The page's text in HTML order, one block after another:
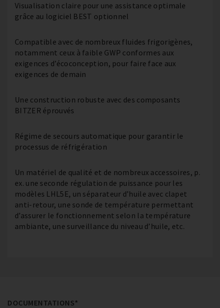
Visualisation claire pour une assistance optimale
grâce au logiciel BEST optionnel
Compatible avec de nombreux fluides frigorigènes,
notamment ceux à faible GWP conformes aux
exigences d’écoconception, pour faire face aux
exigences de demain
Une construction robuste avec des composants
BITZER éprouvés
Régime de secours automatique pour garantir le
processus de réfrigération
Un matériel de qualité et de nombreux accessoires, p.
ex. une seconde régulation de puissance pour les
modèles LHL5E, un séparateur d’huile avec clapet
anti-retour, une sonde de température permettant
d’assurer le fonctionnement selon la température
ambiante, une surveillance du niveau d’huile, etc.
DOCUMENTATIONS*